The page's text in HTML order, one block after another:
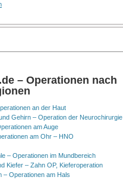
– Operationen nach
an der Haut
Gehirn – Operation der Neurochirurgie
am Auge
am Ohr – HNO
– Operationen im Mundbereich
Kiefer – Zahn OP, Kieferoperation
– Operationen am Hals